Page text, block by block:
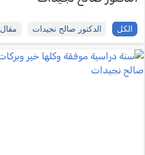
الكل الدكتور صالح نجيدات مقال